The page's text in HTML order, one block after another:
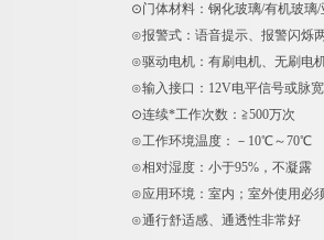
⊙门体材料：钢化玻璃/有机玻璃
⊙报警式：语音提示、报警闪烁
⊙驱动电机：有刷电机、无刷电
⊙输入接口：12V电平信号或脉
⊙连续*工作次数：≧500万次
⊙工作环境温度：－10℃～70℃
⊙相对湿度：小于95%，不凝露
⊙应用环境：室内；室外使用必
⊙通行舒适感、通透性非常好